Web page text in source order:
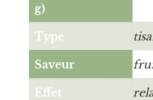
g)
Type
Saveur
Effet